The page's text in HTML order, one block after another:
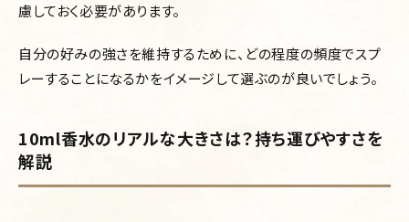
慮しておく必要があります。
自分の好みの強さを維持するために、どの程度の頻度でスプ
レーすることになるかをイメージして選ぶのが良いでしょう。
10ml香水のリアルな大きさは？持ち運びやすさを
解説